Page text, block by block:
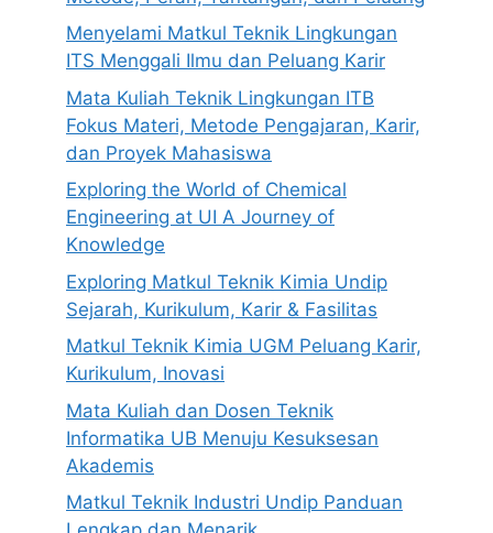
Menyelami Matkul Teknik Lingkungan
ITS Menggali Ilmu dan Peluang Karir
Mata Kuliah Teknik Lingkungan ITB
Fokus Materi, Metode Pengajaran, Karir,
dan Proyek Mahasiswa
Exploring the World of Chemical
Engineering at UI A Journey of
Knowledge
Exploring Matkul Teknik Kimia Undip
Sejarah, Kurikulum, Karir & Fasilitas
Matkul Teknik Kimia UGM Peluang Karir,
Kurikulum, Inovasi
Mata Kuliah dan Dosen Teknik
Informatika UB Menuju Kesuksesan
Akademis
Matkul Teknik Industri Undip Panduan